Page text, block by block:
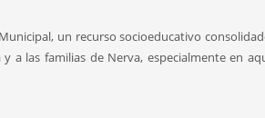
un recurso socioeducativo
las familias de Nerva, especialmente en